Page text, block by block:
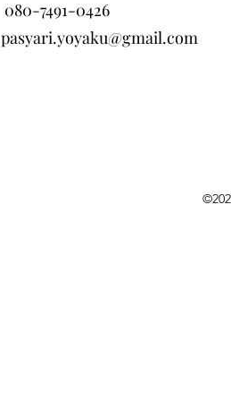
080-7491-0426
pasyari.yoyaku@gmail.com